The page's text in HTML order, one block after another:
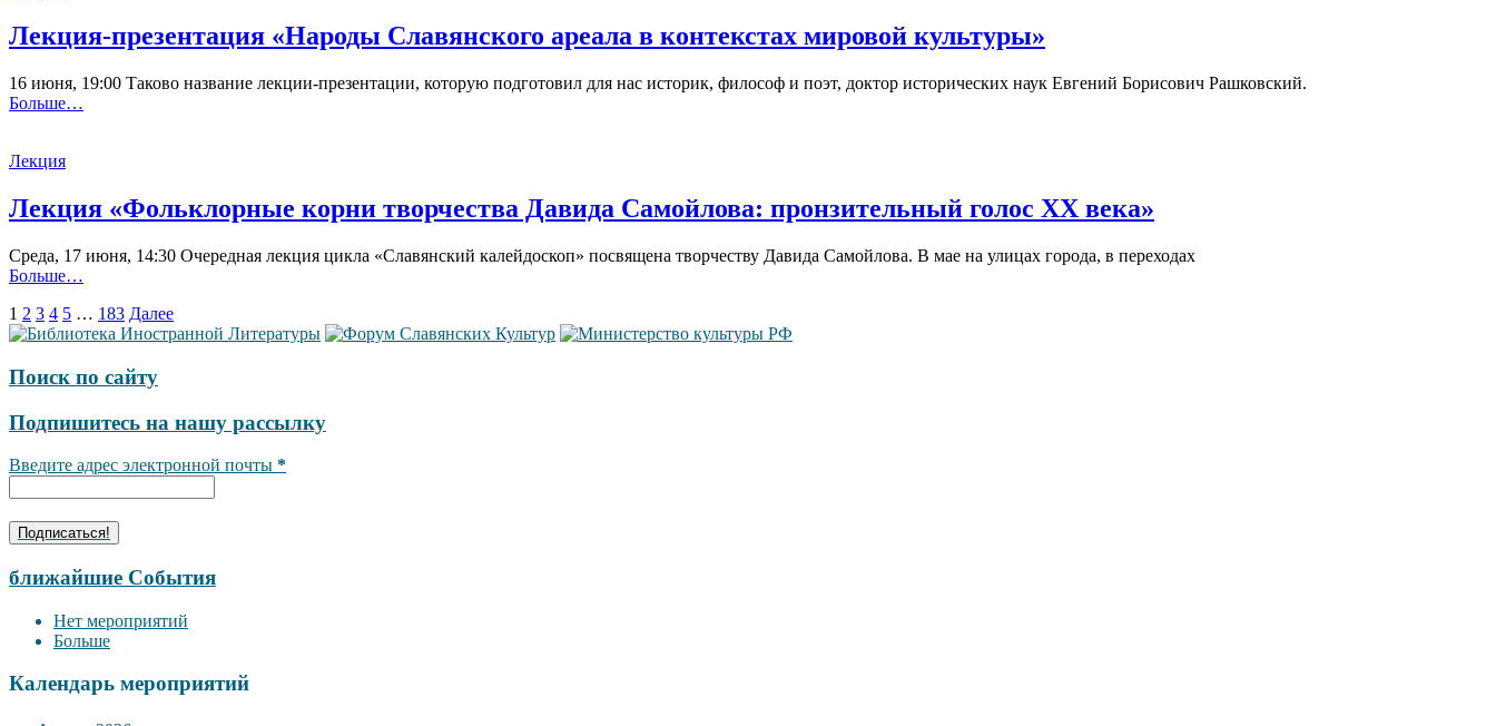
Лекция-презентация «Народы Славянского ареала в контекстах мировой культуры»
16 июня, 19:00 Таково название лекции-презентации, которую подготовил для нас историк, философ и поэт, доктор исторических наук Евгений Борисович Рашковский.
Больше…
Лекция
Лекция «Фольклорные корни творчества Давида Самойлова: пронзительный голос XX века»
Среда, 17 июня, 14:30 Очередная лекция цикла «Славянский калейдоскоп» посвящена творчеству Давида Самойлова. В мае на улицах города, в переходах
Больше…
Навигация
по
записям
1 2 3 4 5 … 183 Далее
Поиск по сайту
Подпишитесь на нашу рассылку
Введите адрес электронной почты *
ближайшие События
Нет мероприятий
Больше
Календарь мероприятий